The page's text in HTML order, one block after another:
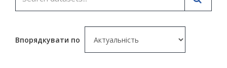
Впорядкувати по